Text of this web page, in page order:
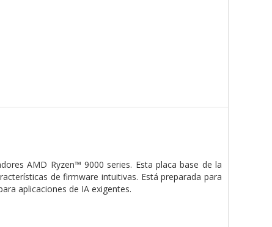
AMD Ryzen™ 9000 series. Esta placa base de la
de firmware intuitivas. Está preparada para
aplicaciones de IA exigentes.